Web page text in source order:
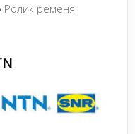
Ролик ременя